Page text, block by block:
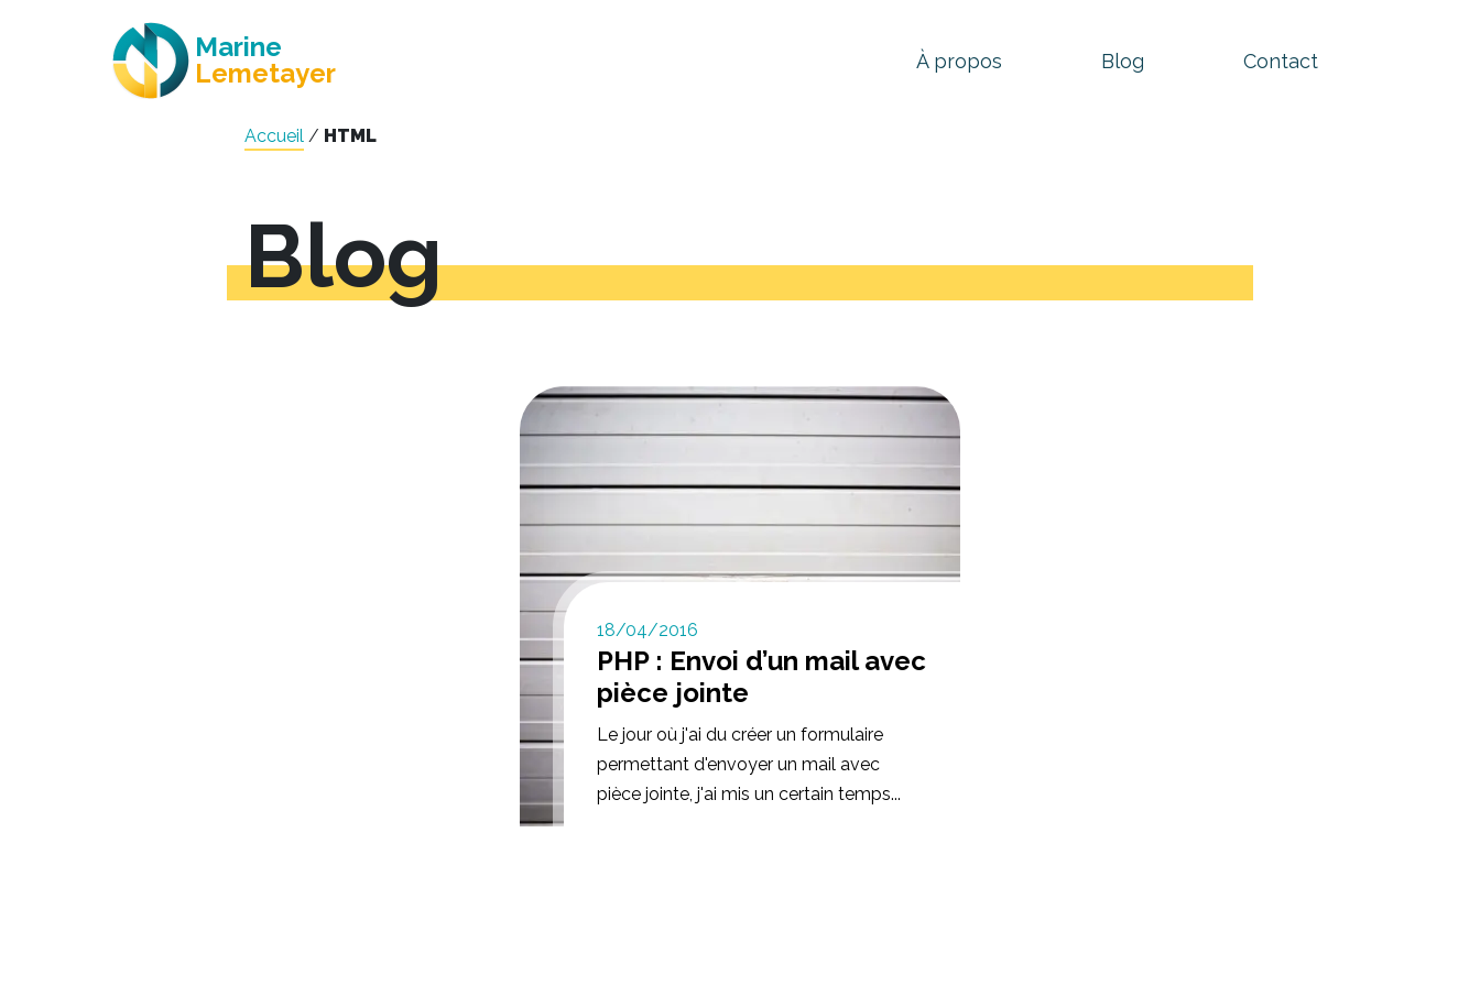
Marine
Lemetayer
À propos Blog Contact
Accueil / HTML
Blog
18/04/2016
PHP : Envoi d’un mail avec
pièce jointe
Le jour où j'ai du créer un formulaire
permettant d'envoyer un mail avec
pièce jointe, j'ai mis un certain temps...